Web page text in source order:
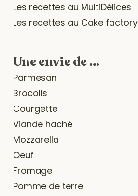
Les recettes au MultiDélices
Les recettes au Cake factory
Une envie de …
Parmesan
Brocolis
Courgette
Viande haché
Mozzarella
Oeuf
Fromage
Pomme de terre